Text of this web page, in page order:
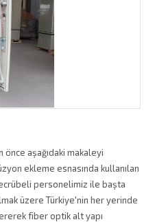
önce aşağıdaki makaleyi
ekleme esnasında kullanılan
personelimiz ile başta
üzere Türkiye'nin her yerinde
fiber optik alt yapı